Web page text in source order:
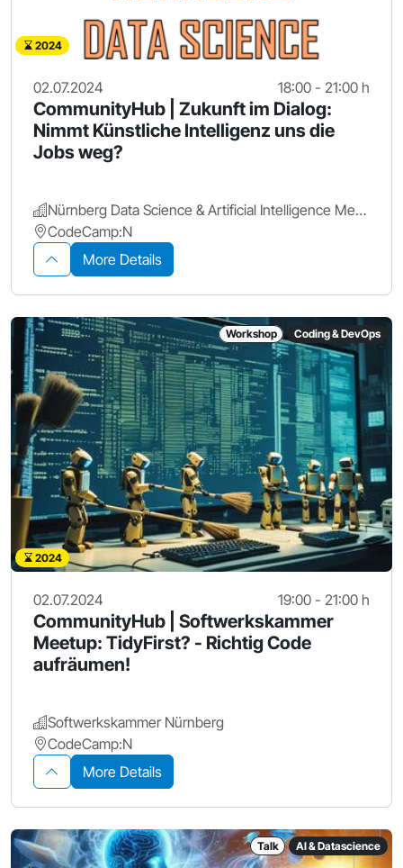
2024
02.07.2024 18:00 - 21:00 h
CommunityHub | Zukunft im Dialog:
Nimmt Künstliche Intelligenz uns die
Jobs weg?
Nürnberg Data Science & Artificial Intelligence Meetup
CodeCamp:N
More Details
Workshop Coding & DevOps
2024
02.07.2024 19:00 - 21:00 h
CommunityHub | Softwerkskammer
Meetup: TidyFirst? - Richtig Code
aufräumen!
Softwerkskammer Nürnberg
CodeCamp:N
More Details
Talk AI & Datascience